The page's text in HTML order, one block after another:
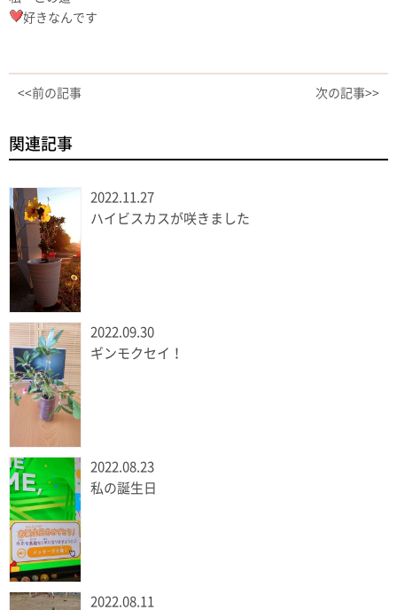
好きなんです
<<前の記事 次の記事>>
関連記事
2022.11.27
ハイビスカスが咲きました
2022.09.30
ギンモクセイ！
2022.08.23
私の誕生日
2022.08.11